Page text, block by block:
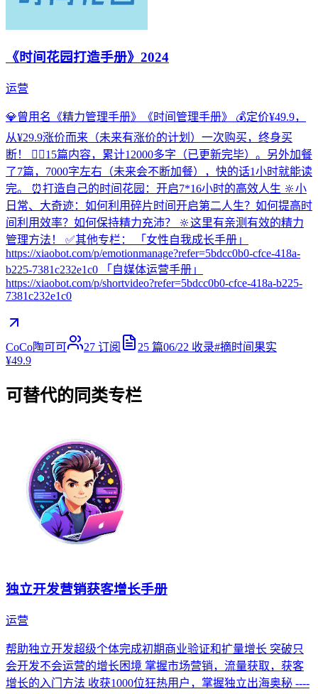
《时间花园打造手册》2024
运营
💎曾用名《精力管理手册》《时间管理手册》 💰定价¥49.9，
从¥29.9涨价而来（未来有涨价的计划）一次购买，终身买
断！ ✍🏻15篇内容，累计12000多字（已更新完毕）。另外加餐
了7篇，7000字左右（未来会不断加餐），快的话1小时就能读
完。 ⏰打造自己的时间花园：开启7*16小时的高效人生 🔆小
日常、大奇迹：如何利用碎片时间开启第二人生？如何提高时
间利用效率？如何保持精力充沛？ 🔆这里有亲测有效的精力
管理方法！ ✅其他专栏： 「女性自我成长手册」
https://xiaobot.com/p/emotionmanage?refer=5bdcc0b0-cfce-418a-
b225-7381c232e1c0 「自媒体运营手册」
https://xiaobot.com/p/shortvideo?refer=5bdcc0b0-cfce-418a-b225-
7381c232e1c0
CoCo陶可可 27 订阅 25 篇06/22 收录#摘时间果实
¥49.9
可替代的同类专栏
独立开发营销获客增长手册
运营
帮助独立开发超级个体完成初期商业验证和扩量增长 突破只
会开发不会运营的增长困境 掌握市场营销，流量获取，获客
增长的入门方法 收获1000位狂热用户，掌握独立出海奥秘 ----